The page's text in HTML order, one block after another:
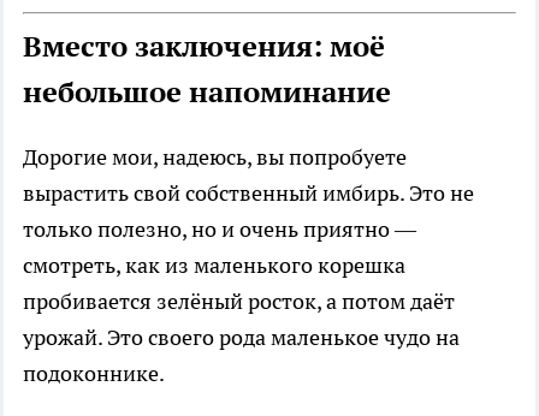
Вместо заключения: моё
небольшое напоминание
Дорогие мои, надеюсь, вы попробуете
вырастить свой собственный имбирь. Это не
только полезно, но и очень приятно —
смотреть, как из маленького корешка
пробивается зелёный росток, а потом даёт
урожай. Это своего рода маленькое чудо на
подоконнике.